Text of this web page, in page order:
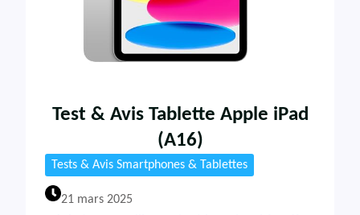
Test & Avis Tablette Apple iPad
(A16)
Tests & Avis Smartphones & Tablettes
21 mars 2025